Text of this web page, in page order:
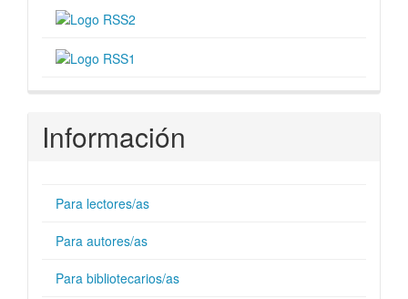
Información
Para lectores/as
Para autores/as
Para bibliotecarios/as